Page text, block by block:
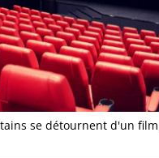
se détournent d'un